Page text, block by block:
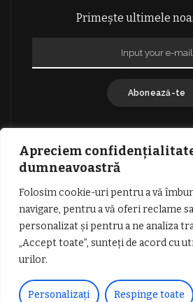
Apreciem
dumneavoastră
Folosim cookie-uri pentru a vă
navigare, pentru a vă oferi reclame
personalizat și pentru a ne analiza
„Accept toate”, sunteți de acord cu
urilor.
Personalizați Respinge toate
Primește ultimele
Abonează-te
GDPR: POLITICA DE
TERMENI SI CONDITII DE
INFORMATII DESPRE
PUBLICITATE
© Copyright Vocea Vâlcii | Toate drepturile